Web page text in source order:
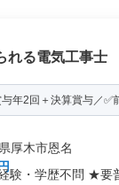
れる電気工事士
年2回＋決算賞与／✅
厚木市恩名
験・学歴不問 ★要